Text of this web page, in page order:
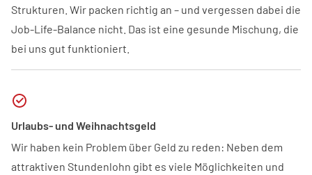
Strukturen. Wir packen richtig an – und vergessen dabei die
Job-Life-Balance nicht. Das ist eine gesunde Mischung, die
bei uns gut funktioniert.
Urlaubs- und Weihnachtsgeld
Wir haben kein Problem über Geld zu reden: Neben dem
attraktiven Stundenlohn gibt es viele Möglichkeiten und